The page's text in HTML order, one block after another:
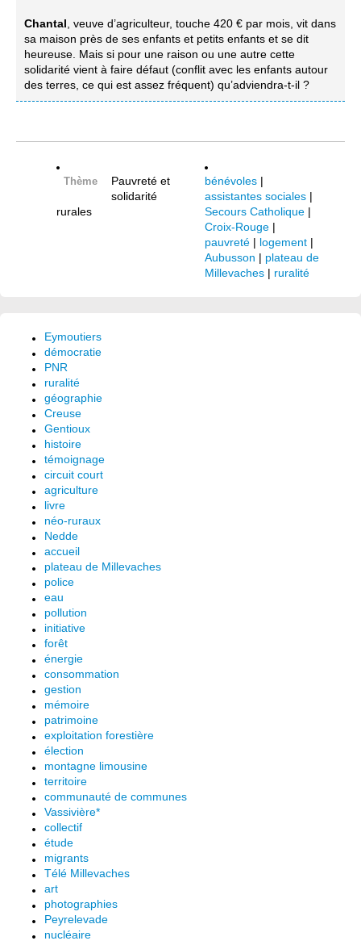
Chantal , veuve d’agriculteur, touche 420 € par mois, vit dans
sa maison près de ses enfants et petits enfants et se dit
heureuse. Mais si pour une raison ou une autre cette
solidarité vient à faire défaut (conflit avec les enfants autour
des terres, ce qui est assez fréquent) qu’adviendra-t-il ?
Thème
Pauvreté et
solidarité
rurales
bénévoles |
assistantes sociales |
Secours Catholique |
Croix-Rouge |
pauvreté | logement |
Aubusson | plateau de
Millevaches | ruralité
Eymoutiers
démocratie
PNR
ruralité
géographie
Creuse
Gentioux
histoire
témoignage
circuit court
agriculture
livre
néo-ruraux
Nedde
accueil
plateau de Millevaches
police
eau
pollution
initiative
forêt
énergie
consommation
gestion
mémoire
patrimoine
exploitation forestière
élection
montagne limousine
territoire
communauté de communes
Vassivière*
collectif
étude
migrants
Télé Millevaches
art
photographies
Peyrelevade
nucléaire